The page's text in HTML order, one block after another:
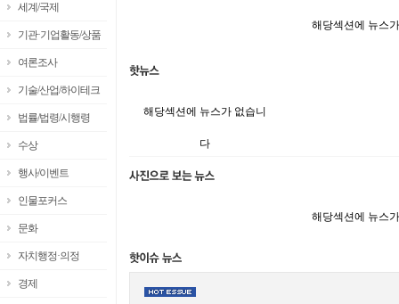
세계/국제
기관·기업활동/상품
여론조사
기술/산업/하이테크
법률/법령/시행령
수상
행사/이벤트
인물포커스
문화
자치행정·의정
경제
해당섹션에 뉴스
해당섹션에 뉴스가 없습니
다
해당섹션에 뉴스